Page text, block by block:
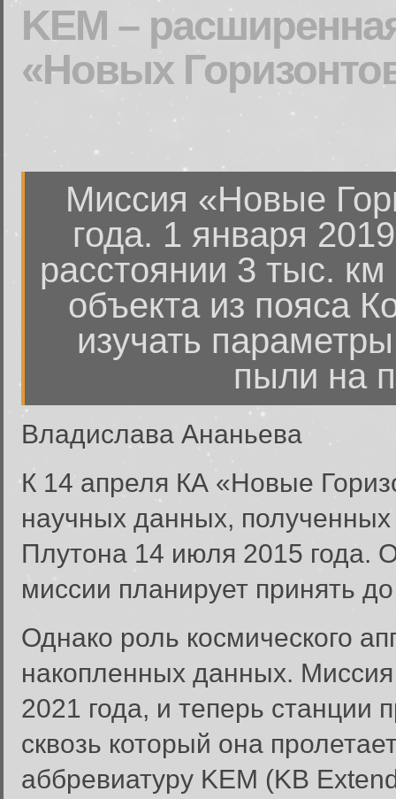
KEM –
«Новых
Миссия «Новые
года. 1 января
расстоянии 3 тыс.
объекта из пояса
изучать
пыли на
Владислава Ананьева
К 14 апреля КА «Новые
научных данных,
Плутона 14 июля 2015 года.
миссии планирует принять
Однако роль космического
накопленных данных.
2021 года, и теперь станции
сквозь который она
аббревиатуру KEM (KB